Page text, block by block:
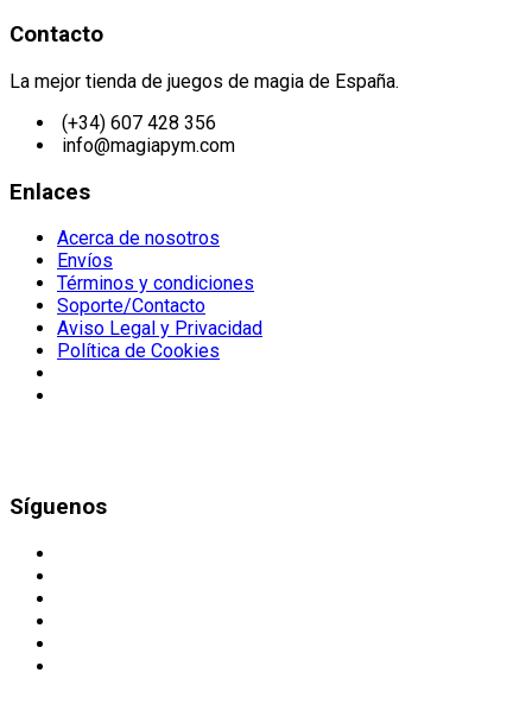
Contacto
La mejor tienda de juegos de magia de España.
(+34) 607 428 356
info@magiapym.com
Enlaces
Acerca de nosotros
Envíos
Términos y condiciones
Soporte/Contacto
Aviso Legal y Privacidad
Política de Cookies
Síguenos